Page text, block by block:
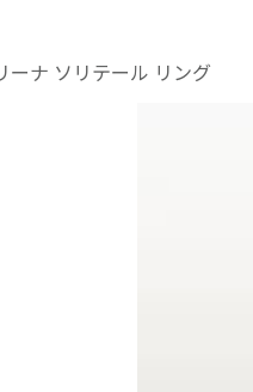
ーナ ソリテール リング